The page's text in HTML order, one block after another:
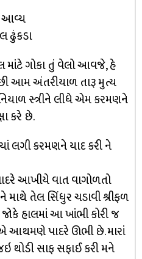
આવ્ય
ઢુંકડા
માંટે ગોકા તું વેલો આવજે, હે
આમ અંતરીયાળ તારૂ મુત્ય
સ્ત્રીને લીધે એમ કરમણને
કરે છે.
લગી કરમણને યાદ કરી ને
આખીયે વાત વાગોળતો
તેલ સિંધુર ચડાવી શ્રીફળ
હાલમાં આ ખાંભી કોરી જ
પાદરે ઊભી છે. મારાં
થોડી સાફ સફાઈ કરી મને